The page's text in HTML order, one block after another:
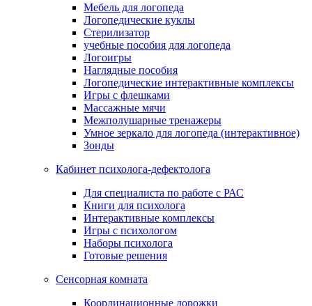
Мебель для логопеда
Логопедические куклы
Стерилизатор
учебные пособия для логопеда
Логоигры
Наглядные пособия
Логопедические интерактивные комплексы
Игры с флешками
Массажные мячи
Межполушарные тренажеры
Умное зеркало для логопеда (интерактивное)
Зонды
Кабинет психолога-дефектолога
Для специалиста по работе с РАС
Книги для психолога
Интерактивные комплексы
Игры с психологом
Наборы психолога
Готовые решения
Сенсорная комната
Координационные дорожки